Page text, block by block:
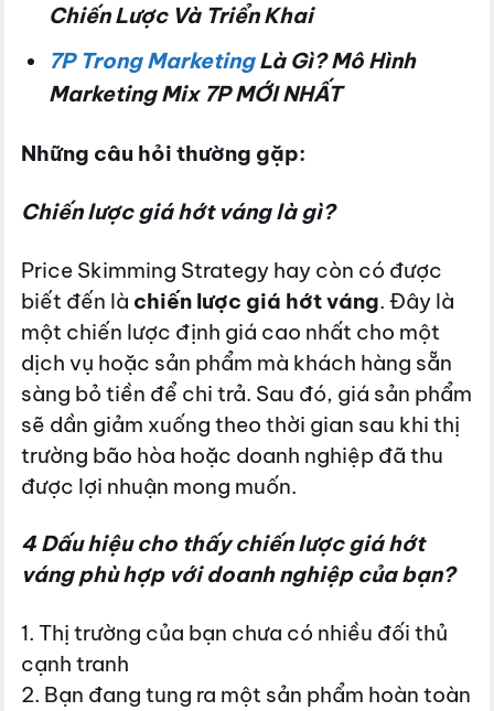
Chiến Lược Và Triển Khai
7P Trong MarketingLà Gì? Mô Hình
Marketing Mix 7P MỚI NHẤT
Những câu hỏi thường gặp:
Chiến lược giá hớt váng là gì?
Price Skimming Strategy hay còn có được
biết đến là chiến lược giá hớt váng. Đây là
một chiến lược định giá cao nhất cho một
dịch vụ hoặc sản phẩm mà khách hàng sẵn
sàng bỏ tiền để chi trả. Sau đó, giá sản phẩm
sẽ dần giảm xuống theo thời gian sau khi thị
trường bão hòa hoặc doanh nghiệp đã thu
được lợi nhuận mong muốn.
4 Dấu hiệu cho thấy chiến lược giá hớt
váng phù hợp với doanh nghiệp của bạn?
1. Thị trường của bạn chưa có nhiều đối thủ
cạnh tranh
2. Bạn đang tung ra một sản phẩm hoàn toàn